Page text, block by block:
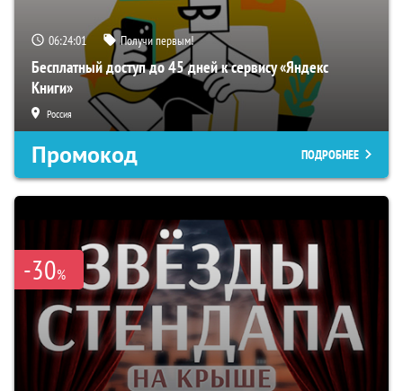
06:24:00 Получи первым!
Бесплатный доступ до 45 дней к сервису «Яндекс
Книги»
Россия
Промокод ПОДРОБНЕЕ
-30%